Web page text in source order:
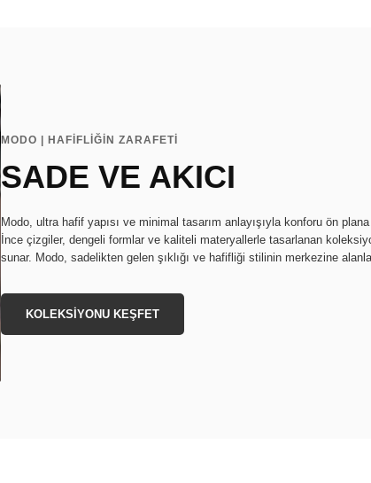
MODO | HAFİFLİĞİN ZARAFETİ
SADE VE AKICI
Modo, ultra hafif yapısı ve minimal tasarım anlayışıyla konforu ön
İnce çizgiler, dengeli formlar ve kaliteli materyallerle tasarlanan
sunar. Modo, sadelikten gelen şıklığı ve hafifliği stilinin merkezine
KOLEKSİYONU KEŞFET